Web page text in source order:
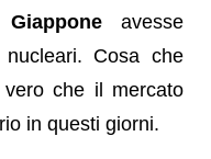
Giappone avesse
Cosa che
vero che il mercato
in questi giorni.